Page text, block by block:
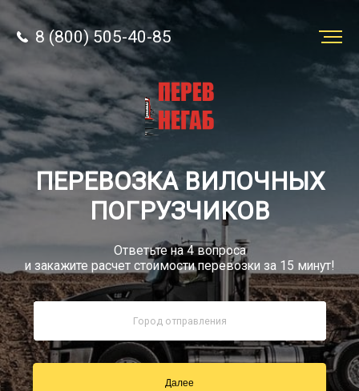
8 (800) 505-40-85
Звонок по России бесплатный
sale@simtruck-negabarit.ru
Заказать
перевозку
Грузы
8 (800) 505-40-85
ПЕРЕВОЗКА ВИЛОЧНЫХ
ПОГРУЗЧИКОВ
Ответьте на 4 вопроса
и закажите расчет стоимости перевозки за 15 минут!
Далее